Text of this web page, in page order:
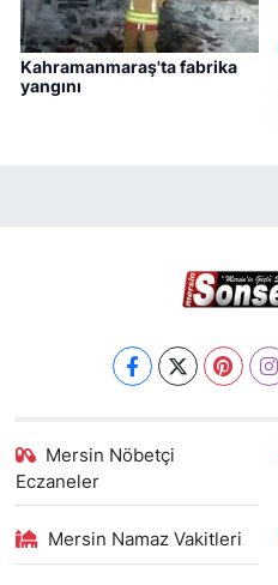
Kahramanmaraş'ta fabrika
yangını
Mersin Nöbetçi
Eczaneler
Mersin Namaz Vakitleri